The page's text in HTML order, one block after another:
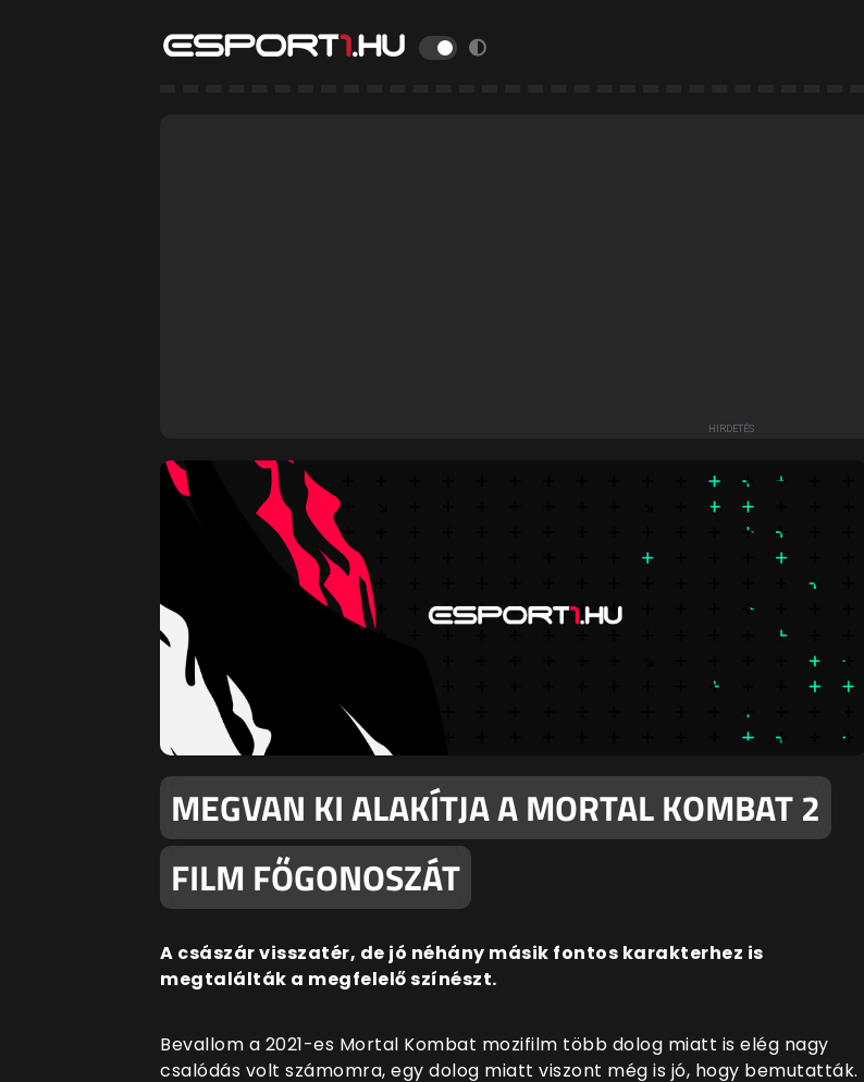
MEGVAN KI ALAKÍTJA A MORTAL KOMBAT 2
FILM FŐGONOSZÁT
A császár visszatér, de jó néhány másik fontos karakterhez is
megtalálták a megfelelő színészt.
Bevallom a 2021-es Mortal Kombat mozifilm több dolog miatt is elég nagy
csalódás volt számomra, egy dolog miatt viszont még is jó, hogy bemutatták.